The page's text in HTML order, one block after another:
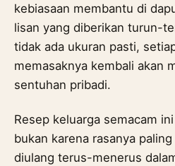
kebiasaan membantu di
lisan yang diberikan turun-
tidak ada ukuran pasti,
memasaknya kembali akan
sentuhan pribadi.
Resep keluarga semacam
bukan karena rasanya
diulang terus-menerus